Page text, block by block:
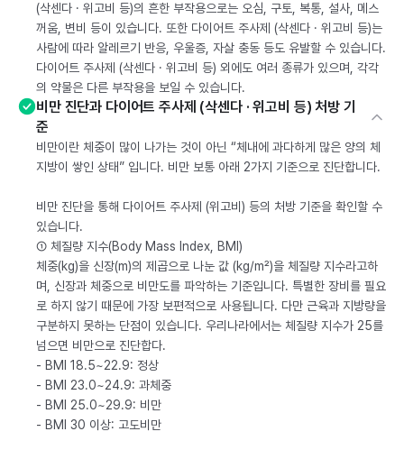
(삭센다 · 위고비 등)의 흔한 부작용으로는 오심, 구토, 복통, 설사, 메스
꺼움, 변비 등이 있습니다. 또한 다이어트 주사제 (삭센다 · 위고비 등)는
사람에 따라 알레르기 반응, 우울증, 자살 충동 등도 유발할 수 있습니다.
다이어트 주사제 (삭센다 · 위고비 등) 외에도 여러 종류가 있으며, 각각
의 약물은 다른 부작용을 보일 수 있습니다.
비만 진단과 다이어트 주사제 (삭센다 · 위고비 등) 처방 기
준
비만이란 체중이 많이 나가는 것이 아닌 “체내에 과다하게 많은 양의 체
지방이 쌓인 상태” 입니다. 비만 보통 아래 2가지 기준으로 진단합니다.
비만 진단을 통해 다이어트 주사제 (위고비) 등의 처방 기준을 확인할 수
있습니다.
① 체질량 지수(Body Mass Index, BMI)
체중(kg)을 신장(m)의 제곱으로 나눈 값 (kg/m²)을 체질량 지수라고하
며, 신장과 체중으로 비만도를 파악하는 기준입니다. 특별한 장비를 필요
로 하지 않기 때문에 가장 보편적으로 사용됩니다. 다만 근육과 지방량을
구분하지 못하는 단점이 있습니다. 우리나라에서는 체질량 지수가 25를
넘으면 비만으로 진단합다.
- BMI 18.5~22.9: 정상
- BMI 23.0~24.9: 과체중
- BMI 25.0~29.9: 비만
- BMI 30 이상: 고도비만